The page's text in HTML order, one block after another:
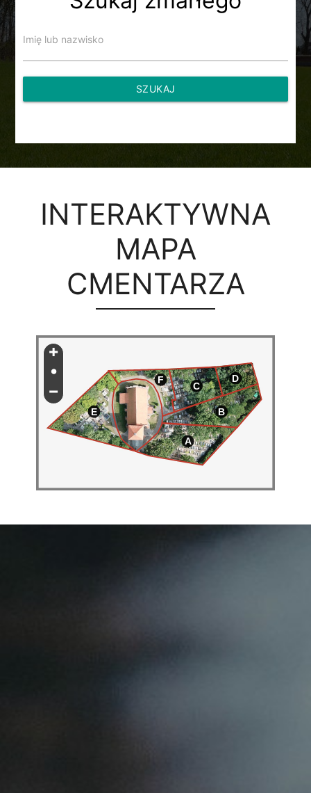
Imię lub nazwisko
SZUKAJ
INTERAKTYWNA
MAPA
CMENTARZA
A
B
C
D
E
F
•
+
−